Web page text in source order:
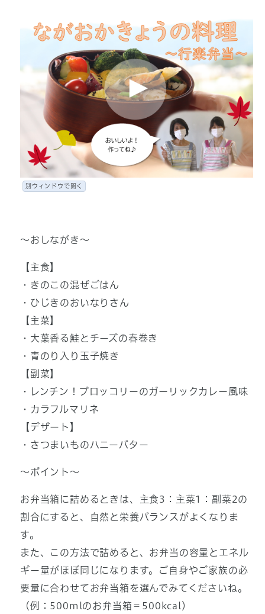
別ウィンドウで開く
～おしながき～
【主食】
・きのこの混ぜごはん
・ひじきのおいなりさん
【主菜】
・大葉香る鮭とチーズの春巻き
・青のり入り玉子焼き
【副菜】
・レンチン！ブロッコリーのガーリックカレー風味
・カラフルマリネ
【デザート】
・さつまいものハニーバター
～ポイント～
お弁当箱に詰めるときは、主食3：主菜1：副菜2の
割合にすると、自然と栄養バランスがよくなりま
す。
また、この方法で詰めると、お弁当の容量とエネル
ギー量がほぼ同じになります。ご自身やご家族の必
要量に合わせてお弁当箱を選んでみてくださいね。
（例：500mlのお弁当箱＝500kcal）